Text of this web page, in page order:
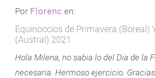
Por Florenc en:
Equinoccios de Primavera (Boreal)
(Austral) 2021
Hola Milena, no sabia lo del Dia de la
necesaria. Hermoso ejercicio.